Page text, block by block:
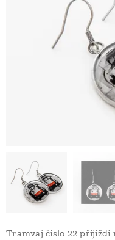
Tramvaj číslo 22 přijíždí